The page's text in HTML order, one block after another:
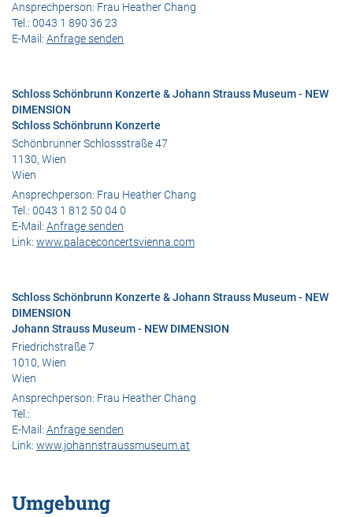
Ansprechperson: Frau Heather Chang
Tel.: 0043 1 890 36 23
E-Mail: Anfrage senden
Schloss Schönbrunn Konzerte & Johann Strauss Museum - NEW
DIMENSION
Schloss Schönbrunn Konzerte
Schönbrunner Schlossstraße 47
1130, Wien
Wien
Ansprechperson: Frau Heather Chang
Tel.: 0043 1 812 50 04 0
E-Mail: Anfrage senden
Link: www.palaceconcertsvienna.com
Schloss Schönbrunn Konzerte & Johann Strauss Museum - NEW
DIMENSION
Johann Strauss Museum - NEW DIMENSION
Friedrichstraße 7
1010, Wien
Wien
Ansprechperson: Frau Heather Chang
Tel.:
E-Mail: Anfrage senden
Link: www.johannstraussmuseum.at
Umgebung